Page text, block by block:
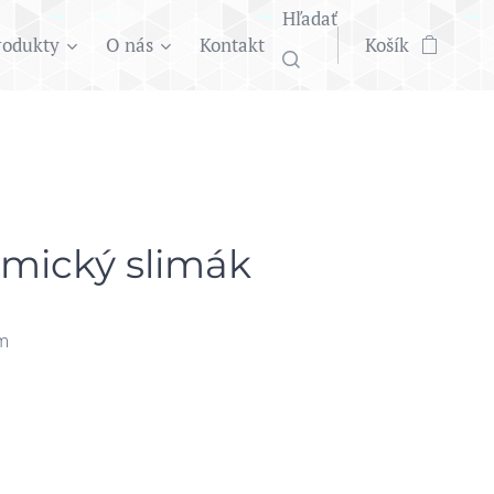
O nás Kontakt
Hľadať
Košík
slimák